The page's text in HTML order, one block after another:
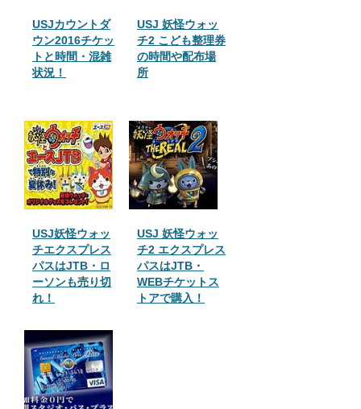
USJカウントダ
ウン2016チケッ
トと時間・混雑
状況！
USJ 妖怪ウォッ
チ2 こども整理券
の時間や配布場
所
USJ妖怪ウォッ
チエクスプレス
パスはJTB・ロ
ーソンも売り切
れ！
USJ 妖怪ウォッ
チ2 エクスプレス
パスはJTB・
WEBチケットス
トアで購入！